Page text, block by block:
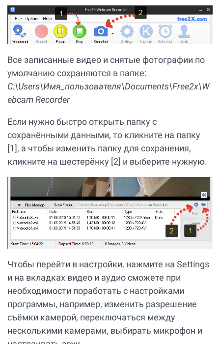
Все записанные видео и снятые фотографии по
умолчанию сохраняются в папке:
C:\Users\Имя_пользователя\Documents\Free2x\W
ebcam Recorder
Если нужно быстро открыть папку с
сохранёнными данными, то кликните на папку
[1], а чтобы изменить папку для сохранения,
кликните на шестерёнку [2] и выберите нужную.
Чтобы перейти в настройки, нажмите на Settings
и на вкладках видео и аудио сможете при
необходимости поработать с настройками
программы, например, изменить разрешение
съёмки камерой, переключаться между
несколькими камерами, выбирать микрофон и